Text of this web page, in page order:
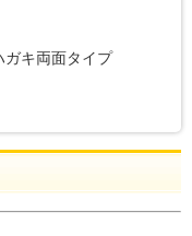
ガキ両面タイプ